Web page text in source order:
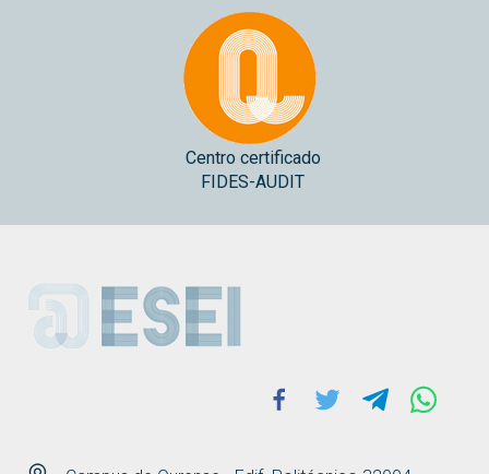
Centro certificado
FIDES-AUDIT
ESEI
Facebook
Twitter Telegram